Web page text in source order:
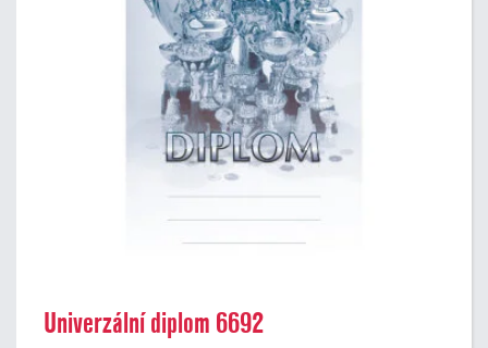
Univerzální diplom 6692